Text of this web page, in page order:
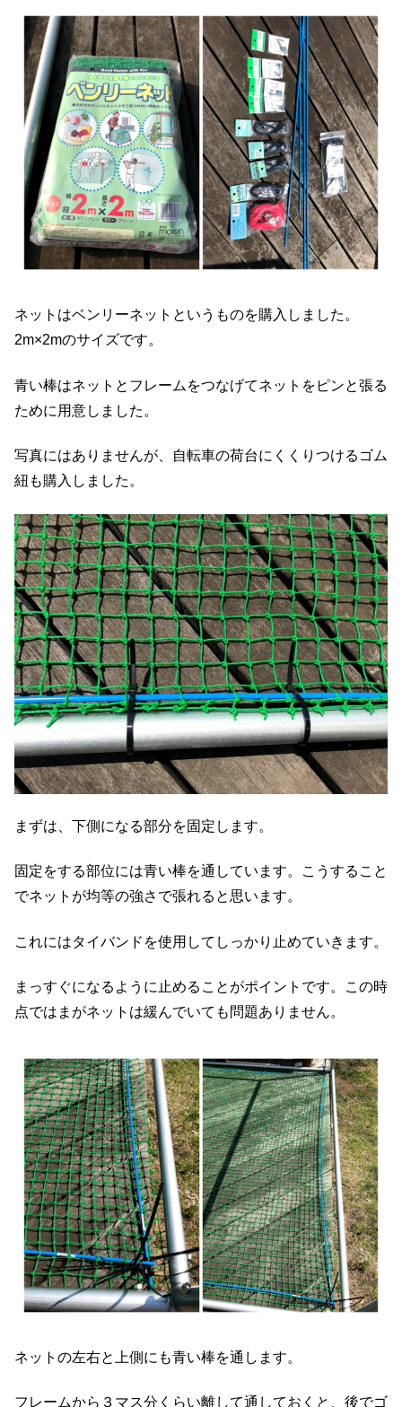
ネットはベンリーネットというものを購入しました。
2m×2mのサイズです。
青い棒はネットとフレームをつなげてネットをピンと張る
ために用意しました。
写真にはありませんが、自転車の荷台にくくりつけるゴム
紐も購入しました。
まずは、下側になる部分を固定します。
固定をする部位には青い棒を通しています。こうすること
でネットが均等の強さで張れると思います。
これにはタイバンドを使用してしっかり止めていきます。
まっすぐになるように止めることがポイントです。この時
点ではまがネットは緩んでいても問題ありません。
ネットの左右と上側にも青い棒を通します。
フレームから３マス分くらい離して通しておくと、後でゴ